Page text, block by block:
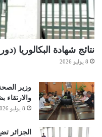
نتائج شهادة البكالوريا (دورة 2026) الأحد
8 يوليو 2026
وزير
8 يوليو 2026
الجزائر